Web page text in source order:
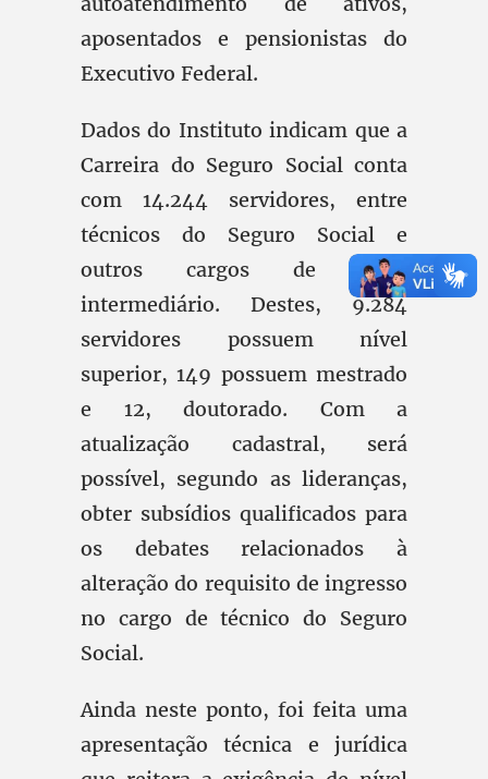
aposentados e pensionistas do
Executivo Federal.
Dados do Instituto indicam que a
Carreira do Seguro Social conta
com 14.244 servidores, entre
técnicos do Seguro Social e
outros cargos de nível
intermediário. Destes, 9.284
servidores possuem nível
superior, 149 possuem mestrado
e 12, doutorado. Com a
atualização cadastral, será
possível, segundo as lideranças,
obter subsídios qualificados para
os debates relacionados à
alteração do requisito de ingresso
no cargo de técnico do Seguro
Social.
Ainda neste ponto, foi feita uma
apresentação técnica e jurídica